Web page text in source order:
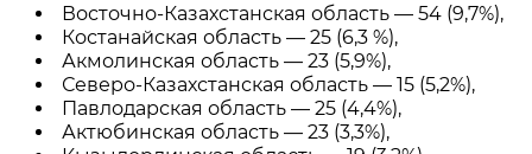
Восточно-Казахстанская область — 54 (9,7%),
Костанайская область — 25 (6,3 %),
Акмолинская область — 23 (5,9%),
Северо-Казахстанская область — 15 (5,2%),
Павлодарская область — 25 (4,4%),
Актюбинская область — 23 (3,3%),